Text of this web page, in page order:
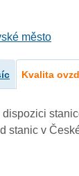
město
Kvalita
stanic v